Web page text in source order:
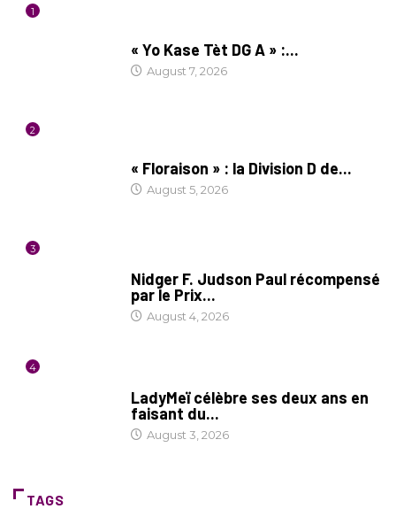
1
« Yo Kase Tèt DG A » :...
August 7, 2026
2
« Floraison » : la Division D de...
August 5, 2026
3
Nidger F. Judson Paul récompensé
par le Prix...
August 4, 2026
4
LadyMeï célèbre ses deux ans en
faisant du...
August 3, 2026
TAGS